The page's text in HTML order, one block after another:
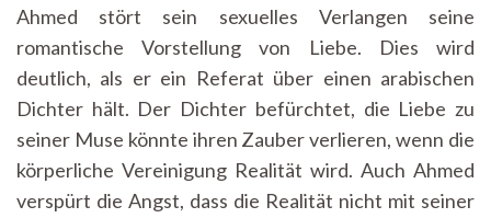
Ahmed stört sein sexuelles Verlangen seine
romantische Vorstellung von Liebe. Dies wird
deutlich, als er ein Referat über einen arabischen
Dichter hält. Der Dichter befürchtet, die Liebe zu
seiner Muse könnte ihren Zauber verlieren, wenn die
körperliche Vereinigung Realität wird. Auch Ahmed
verspürt die Angst, dass die Realität nicht mit seiner